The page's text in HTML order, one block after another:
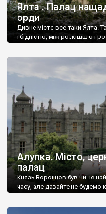
Ялта . Палац
орди
Дивне місто все таки Ялта.
і бідністю, між розкішшю і
Алупка. Місто,
палац
Князь Воронцов був чи не
часу, але давайте не